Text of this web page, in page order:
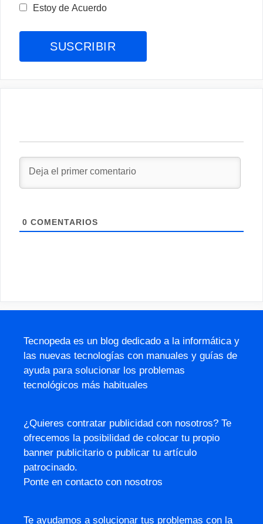
Estoy de Acuerdo
0 COMENTARIOS
Tecnopeda es un blog dedicado a la informática y
las nuevas tecnologías con manuales y guías de
ayuda para solucionar los problemas
tecnológicos más habituales
¿Quieres contratar publicidad con nosotros? Te
ofrecemos la posibilidad de colocar tu propio
banner publicitario o publicar tu artículo
patrocinado.
Ponte en contacto con nosotros
Te ayudamos a solucionar tus problemas con la